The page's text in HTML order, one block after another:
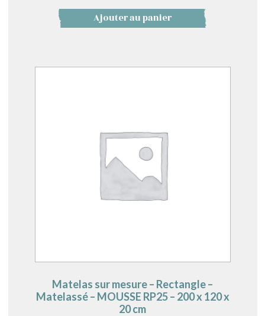
Ajouter au panier
Matelas sur mesure – Rectangle –
Matelassé – MOUSSE RP25 – 200 x 120 x
20 cm